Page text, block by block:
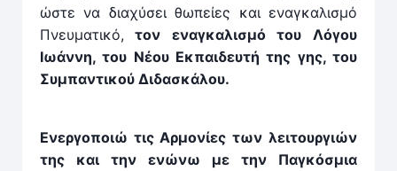
ώστε να διαχύσει θωπείες και εναγκαλισμό
Πνευματικό, τον εναγκαλισμό του Λόγου
Ιωάννη, του Νέου Εκπαιδευτή της γης, του
Συμπαν­τικού Διδασκάλου.
Ενεργοποιώ τις Αρμονίες των λειτουργιών
της και την ενώνω με την Παγκόσμια